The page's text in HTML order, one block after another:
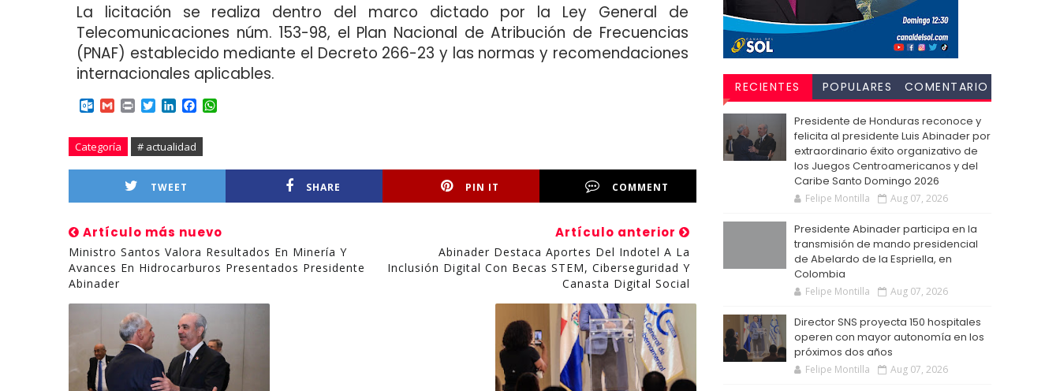
La licitación se realiza dentro del marco dictado por la Ley General de
Telecomunicaciones núm. 153-98, el Plan Nacional de Atribución de Frecuencias
(PNAF) establecido mediante el Decreto 266-23 y las normas y recomendaciones
internacionales aplicables.
O
t
l
o
.
o
m
G
a
i
l
P
i
n
t
T
i
t
t
r
n
k
e
I
n
F
c
b
k p
Categoría # actualidad
TWEET SHARE PIN IT COMMENT
Artículo más nuevo
Ministro Santos Valora Resultados En Minería Y
Avances En Hidrocarburos Presentados Presidente
Abinader
Artículo anterior
Abinader Destaca Aportes Del Indotel A La
Inclusión Digital Con Becas STEM, Ciberseguridad Y
Canasta Digital Social
RECIENTES POPULARES
COMENTARIO
Presidente de Honduras reconoce y
felicita al presidente Luis Abinader por
extraordinario éxito organizativo de
los Juegos Centroamericanos y del
Caribe Santo Domingo 2026
Felipe Montilla Aug 07, 2026
Presidente Abinader participa en la
transmisión de mando presidencial
de Abelardo de la Espriella, en
Colombia
Felipe Montilla Aug 07, 2026
Director SNS proyecta 150 hospitales
operen con mayor autonomía en los
próximos dos años
Felipe Montilla Aug 07, 2026